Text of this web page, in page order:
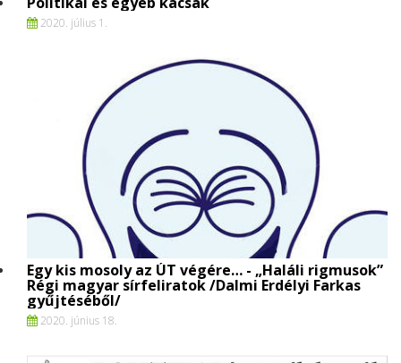
2020. július 1.
Egy kis mosoly az ÚT végére… - „Haláli rigmusok”
Régi magyar sírfeliratok /Dalmi Erdélyi Farkas
gyűjtéséből/
2020. június 18.